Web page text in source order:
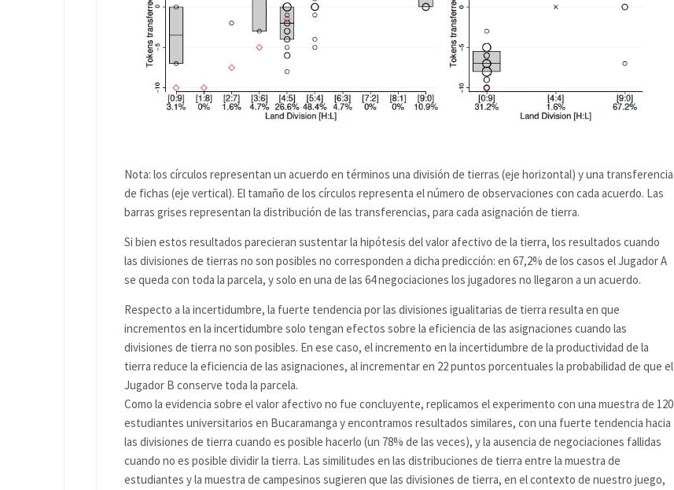
Nota: los círculos representan un acuerdo en términos una división de tierras (eje horizontal) y una transferencia
de fichas (eje vertical). El tamaño de los círculos representa el número de observaciones con cada acuerdo. Las
barras grises representan la distribución de las transferencias, para cada asignación de tierra.
Si bien estos resultados parecieran sustentar la hipótesis del valor afectivo de la tierra, los resultados cuando
las divisiones de tierras no son posibles no corresponden a dicha predicción: en 67,2% de los casos el Jugador A
se queda con toda la parcela, y solo en una de las 64 negociaciones los jugadores no llegaron a un acuerdo.
Respecto a la incertidumbre, la fuerte tendencia por las divisiones igualitarias de tierra resulta en que
incrementos en la incertidumbre solo tengan efectos sobre la eficiencia de las asignaciones cuando las
divisiones de tierra no son posibles. En ese caso, el incremento en la incertidumbre de la productividad de la
tierra reduce la eficiencia de las asignaciones, al incrementar en 22 puntos porcentuales la probabilidad de que el
Jugador B conserve toda la parcela.
Como la evidencia sobre el valor afectivo no fue concluyente, replicamos el experimento con una muestra de 120
estudiantes universitarios en Bucaramanga y encontramos resultados similares, con una fuerte tendencia hacia
las divisiones de tierra cuando es posible hacerlo (un 78% de las veces), y la ausencia de negociaciones fallidas
cuando no es posible dividir la tierra. Las similitudes en las distribuciones de tierra entre la muestra de
estudiantes y la muestra de campesinos sugieren que las divisiones de tierra, en el contexto de nuestro juego,